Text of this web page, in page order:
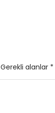
Gerekli alanlar *